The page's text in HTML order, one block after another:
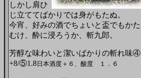
しかし肩ひ
じ立ててばかりでは身がもたぬ。
今宵、好みの酒でちょいと盃でもかた
むけ、酔に浸ろうか、斬九郎。
芳醇な味わいと潔いばかりの斬れ味④
+8/⑤1.8 日本酒度＋６、酸度 １．６